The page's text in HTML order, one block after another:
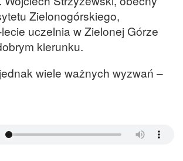
Zielonogórskiego,
uczelnia w Zielonej Górze
kierunku.
wiele ważnych wyzwań –